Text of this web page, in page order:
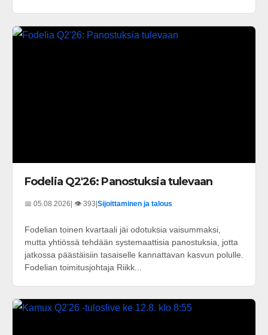
Fodelia Q2'26: Panostuksia tulevaan
📅 05.08.2026 | 👁️ 393 Sijoittaminen ja talous
Fodelian toinen kvartaali jäi odotuksia vaisummaksi,
mutta yhtiössä tehdään systemaattisia panostuksia, jotta
jatkossa päästäisiin tasaiselle kannattavan kasvun polulle.
Fodelian toimitusjohtaja Riikk...